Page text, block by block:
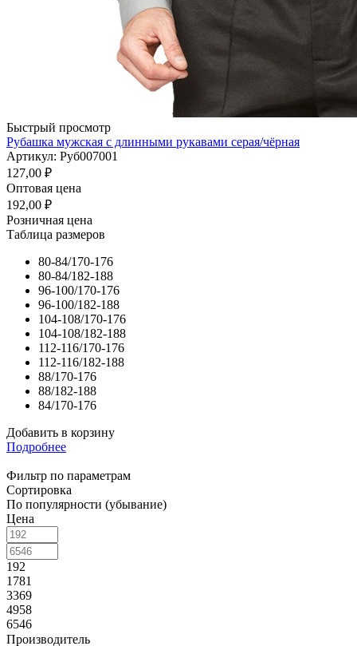
Быстрый просмотр
Рубашка мужская с длинными рукавами серая/чёрная
Артикул: Руб007001
127,00 ₽
Оптовая цена
192,00 ₽
Розничная цена
Таблица размеров
80-84/170-176
80-84/182-188
96-100/170-176
96-100/182-188
104-108/170-176
104-108/182-188
112-116/170-176
112-116/182-188
88/170-176
88/182-188
84/170-176
Добавить в корзину
Подробнее
Фильтр по параметрам
Сортировка
По популярности (убывание)
Цена
192
1781
3369
4958
6546
Производитель